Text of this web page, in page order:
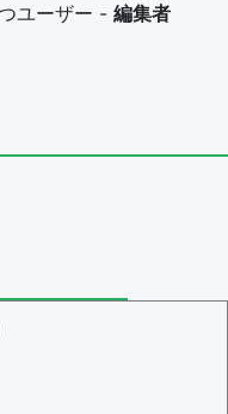
ユーザー - 編集者
ー -
ユーザー -
ー -すべてのユーザー
ユーザー -